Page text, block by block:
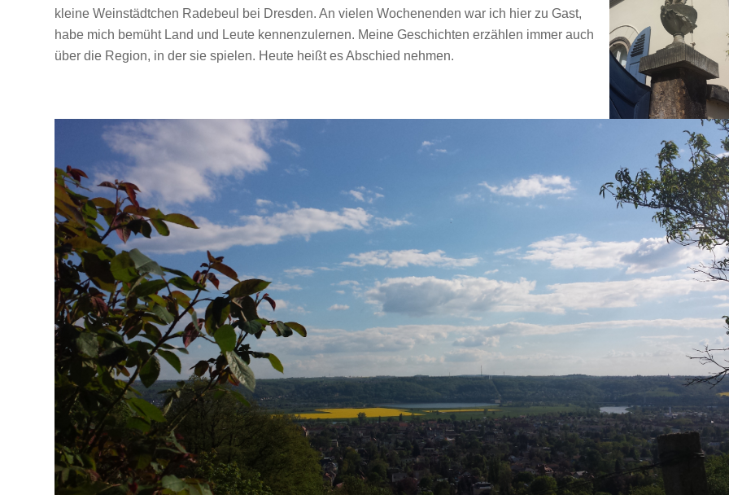
kleine Weinstädtchen Radebeul bei Dresden. An vielen Wochenenden war ich hier zu Gast,
habe mich bemüht Land und Leute kennenzulernen. Meine Geschichten erzählen immer auch
über die Region, in der sie spielen. Heute heißt es Abschied nehmen.